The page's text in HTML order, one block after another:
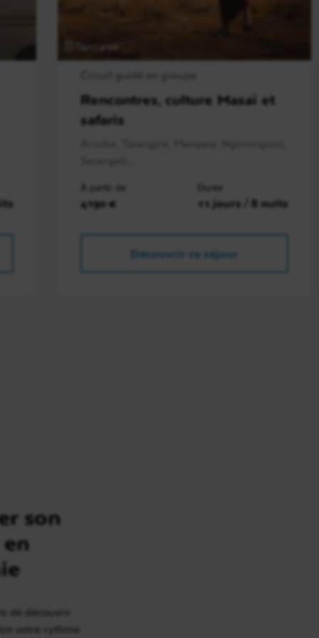
Tanzanie
Rencontres, culture Masaï et
safaris
À partir de
4190 €
Durée
11 jours / 8 nuits
Découvrir ce séjour
son
de découvrir
votre rythme